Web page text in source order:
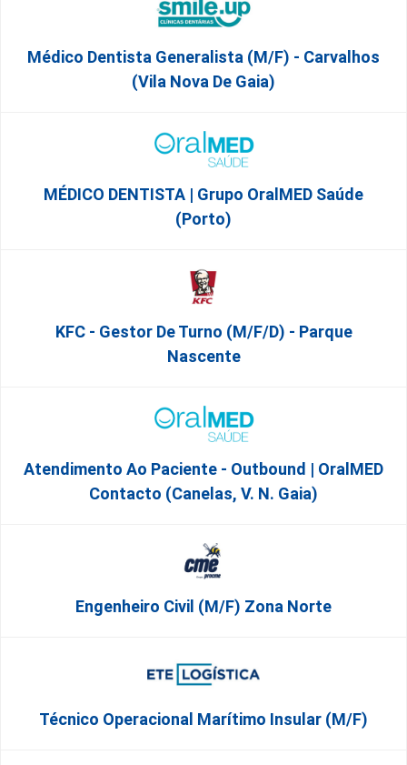
Médico Dentista Generalista (M/F) - Carvalhos
(Vila Nova De Gaia)
MÉDICO DENTISTA | Grupo OralMED Saúde
(Porto)
KFC - Gestor De Turno (m/f/d) - Parque
Nascente
Atendimento Ao Paciente - Outbound | OralMED
Contacto (Canelas, V. N. Gaia)
Engenheiro Civil (m/f) Zona Norte
Técnico Operacional Marítimo Insular (m/f)